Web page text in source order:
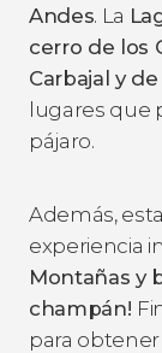
Andes. La
cerro de los
Carbajal y
lugares que
pájaro.
Además,
experiencia
Montañas y
champán!
para